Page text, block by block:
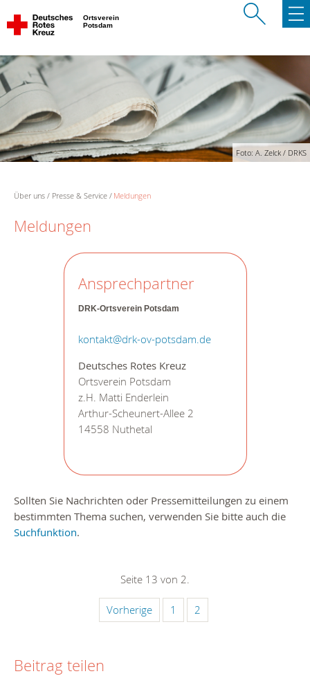
Ortsverein
Potsdam
Foto: A. Zelck / DRKS
Über uns Presse & Service Meldungen
Meldungen
Ansprechpartner
DRK-Ortsverein Potsdam
kontakt@drk-ov-potsdam.de
Deutsches Rotes Kreuz
Ortsverein Potsdam
z.H. Matti Enderlein
Arthur-Scheunert-Allee 2
14558 Nuthetal
Sollten Sie Nachrichten oder Pressemitteilungen zu einem
bestimmten Thema suchen, verwenden Sie bitte auch die
Suchfunktion.
Seite 13 von 2.
Vorherige 1 2
Beitrag teilen